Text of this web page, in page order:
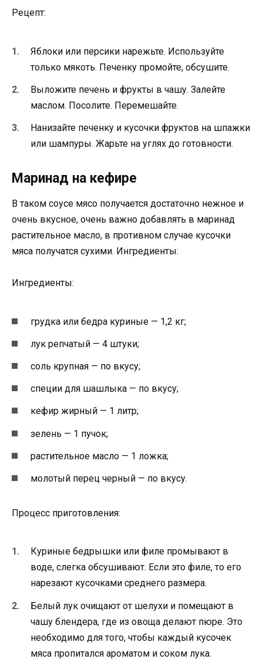
Рецепт:
Яблоки или персики нарежьте. Используйте
только мякоть. Печенку промойте, обсушите.
Выложите печень и фрукты в чашу. Залейте
маслом. Посолите. Перемешайте.
Нанизайте печенку и кусочки фруктов на шпажки
или шампуры. Жарьте на углях до готовности.
Маринад на кефире
В таком соусе мясо получается достаточно нежное и
очень вкусное, очень важно добавлять в маринад
растительное масло, в противном случае кусочки
мяса получатся сухими. Ингредиенты:
Ингредиенты:
грудка или бедра куриные — 1,2 кг;
лук репчатый — 4 штуки;
соль крупная — по вкусу;
специи для шашлыка — по вкусу;
кефир жирный — 1 литр;
зелень — 1 пучок;
растительное масло — 1 ложка;
молотый перец черный — по вкусу.
Процесс приготовления:
Куриные бедрышки или филе промывают в
воде, слегка обсушивают. Если это филе, то его
нарезают кусочками среднего размера.
Белый лук очищают от шелухи и помещают в
чашу блендера, где из овоща делают пюре. Это
необходимо для того, чтобы каждый кусочек
мяса пропитался ароматом и соком лука.